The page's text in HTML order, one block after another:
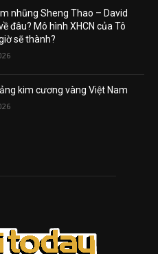
nhũng Sheng Thao – David
đâu? Mô hình XHCN của Tô
sẽ thành?
kim cương vàng Việt Nam